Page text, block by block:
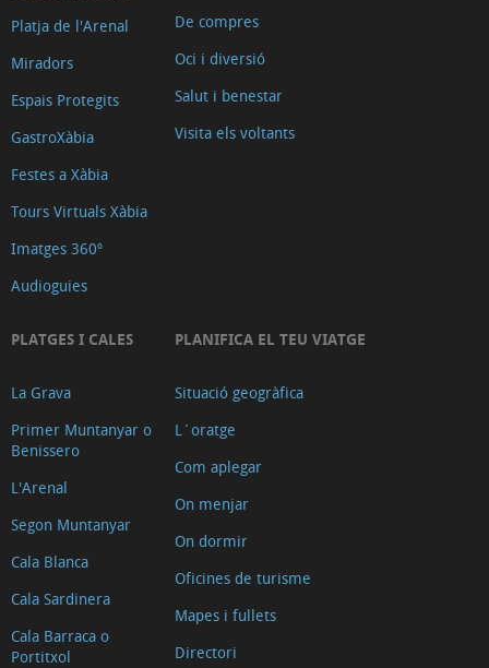
Platja de l'Arenal
Miradors
Espais Protegits
GastroXàbia
Festes a Xàbia
Tours Virtuals Xàbia
Imatges 360º
Audioguies
De compres
Oci i diversió
Salut i benestar
Visita els voltants
PLATGES I CALES
La Grava
Primer Muntanyar o
Benissero
L'Arenal
Segon Muntanyar
Cala Blanca
Cala Sardinera
Cala Barraca o
Portitxol
PLANIFICA EL TEU VIATGE
Situació geogràfica
L´oratge
Com aplegar
On menjar
On dormir
Oficines de turisme
Mapes i fullets
Directori